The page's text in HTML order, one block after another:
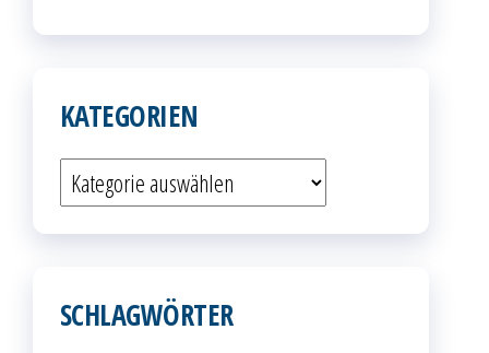
KATEGORIEN
Kategorien
SCHLAGWÖRTER